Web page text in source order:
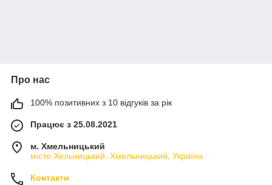
Про нас
100% позитивних з 10 відгуків за рік
Працює з 25.08.2021
м. Хмельницький
місто Хельницький, Хмельницький, Україна
Контакти